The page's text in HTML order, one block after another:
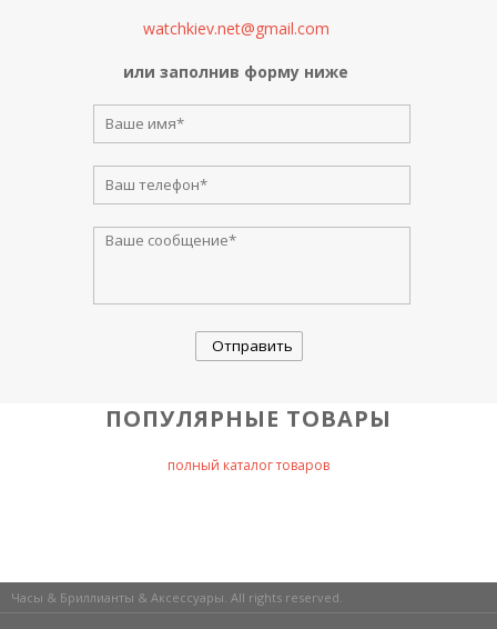
watchkiev.net@gmail.com
или заполнив форму ниже
ПОПУЛЯРНЫЕ ТОВАРЫ
полный каталог товаров
Часы & Бриллианты & Аксессуары. All rights reserved.